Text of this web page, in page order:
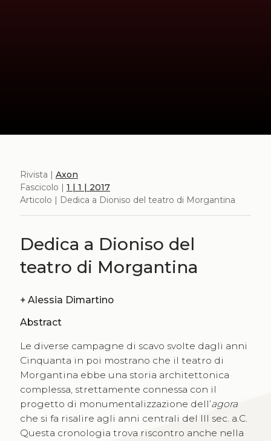
Rivista | Axon
Fascicolo | 1 | 1 | 2017
Articolo | Dedica a Dioniso del teatro di Morgantina
Dedica a Dioniso del
teatro di Morgantina
+ Alessia Dimartino
Abstract
Le diverse campagne di scavo svolte dagli anni
Cinquanta in poi mostrano che il teatro di
Morgantina ebbe una storia architettonica
complessa, strettamente connessa con il
progetto di monumentalizzazione dell’agora
che si fa risalire agli anni centrali del III sec. a.C.
Questa cronologia trova riscontro anche nella